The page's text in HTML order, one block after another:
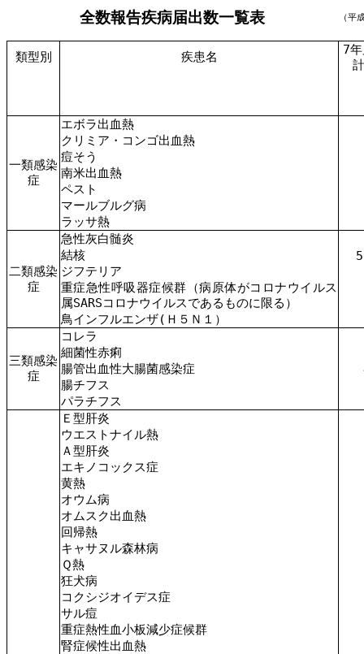
全数報告疾病届出数一覧表 （平
類型別 疾患名
7
計
一類感染
症
エボラ出血熱
クリミア・コンゴ出血熱
痘そう
南米出血熱
ペスト
マールブルグ病
ラッサ熱
二類感染
症
急性灰白髄炎
結核
ジフテリア
重症急性呼吸器症候群（病原体がコロナウイルス
属SARSコロナウイルスであるものに限る）
鳥インフルエンザ(Ｈ５Ｎ１）
三類感染
症
コレラ
細菌性赤痢
腸管出血性大腸菌感染症
腸チフス
パラチフス
Ｅ型肝炎
ウエストナイル熱
Ａ型肝炎
エキノコックス症
黄熱
オウム病
オムスク出血熱
回帰熱
キャサヌル森林病
Ｑ熱
狂犬病
コクシジオイデス症
サル痘
重症熱性血小板減少症候群
腎症候性出血熱